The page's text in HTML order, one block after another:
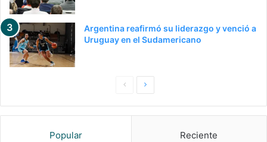
Argentina reafirmó su liderazgo y venció a
Uruguay en el Sudamericano
PaginaSiguiente
Popular Reciente